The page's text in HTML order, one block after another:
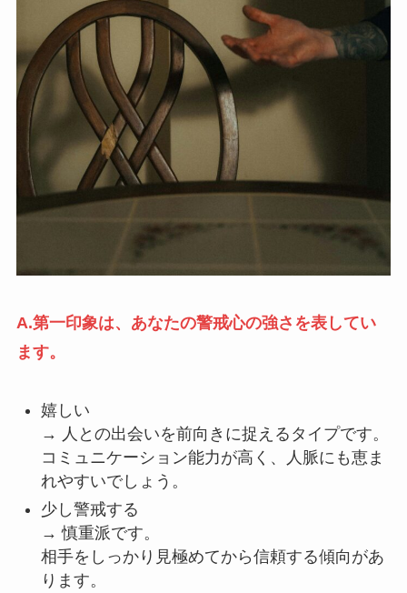
A.第一印象は、あなたの警戒心の強さを表してい
ます。
嬉しい
→ 人との出会いを前向きに捉えるタイプです。
コミュニケーション能力が高く、人脈にも恵ま
れやすいでしょう。
少し警戒する
→ 慎重派です。
相手をしっかり見極めてから信頼する傾向があ
ります。